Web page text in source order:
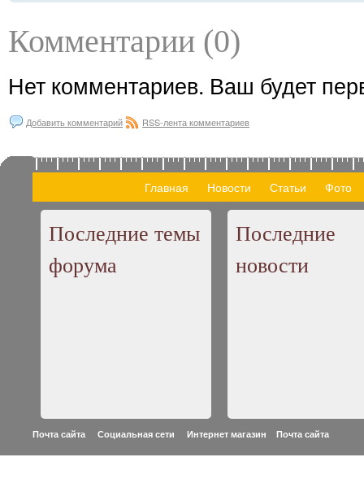
Комментарии (0)
Нет комментариев. Ваш будет
Добавить комментарий RSS-лента комментариев
Главная Новости Статьи Фото
Последние темы
форума
Последние
новости
Почта сайта Социальная сети Интернет магазин Почта сайта